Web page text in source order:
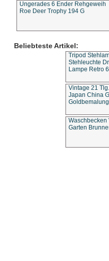
Ungerades 6 Ender Rehgeweih
Roe Deer Trophy 194 G
Beliebteste Artikel:
Tripod
Stehleuchte
Lampe Retro
Vintage 21
Japan China
Waschbecken
Garten